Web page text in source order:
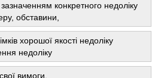
конкретного недоліку
обставини,
хорошої якості недоліку
недоліку
вимоги.